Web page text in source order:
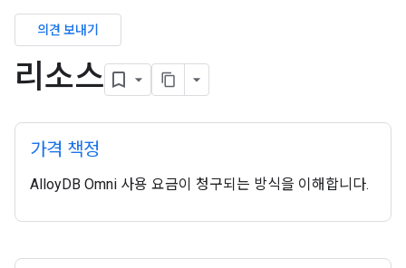
의견 보내기
리소스
가격 책정
AlloyDB Omni 사용 요금이 청구되는 방식을 이해합니다.